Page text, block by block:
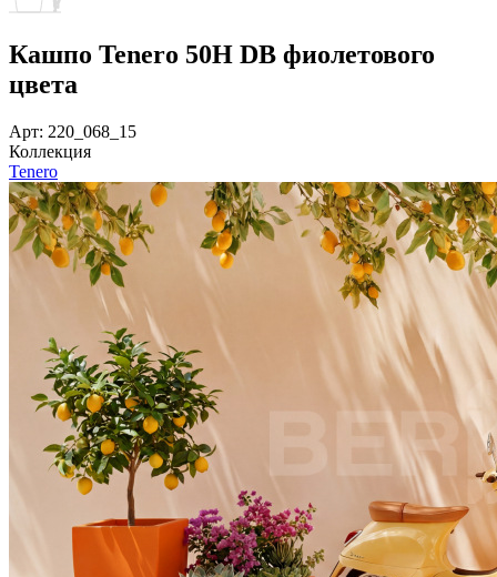
Кашпо Tenero 50H DB фиолетового
цвета
Арт: 220_068_15
Коллекция
Tenero